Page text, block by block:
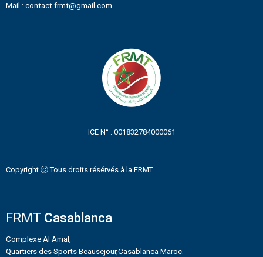
Mail : contact.frmt@gmail.com
ICE N° : 001832784000061
Copyright ⓒ Tous droits résérvés à la FRMT
FRMT Casablanca
Complexe Al Amal,
Quartiers des Sports Beausejour,Casablanca Maroc.